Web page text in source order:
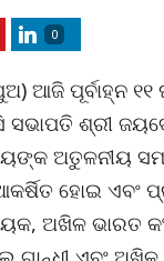
0
ଆଜି ପୂର୍ବାହ୍ନ ୧୧
ସଭାପତି ଶ୍ରୀ
ଅତୁଳନୀୟ
ହୋଇ ଏବଂ
ଅଖିଳ ଭାରତ